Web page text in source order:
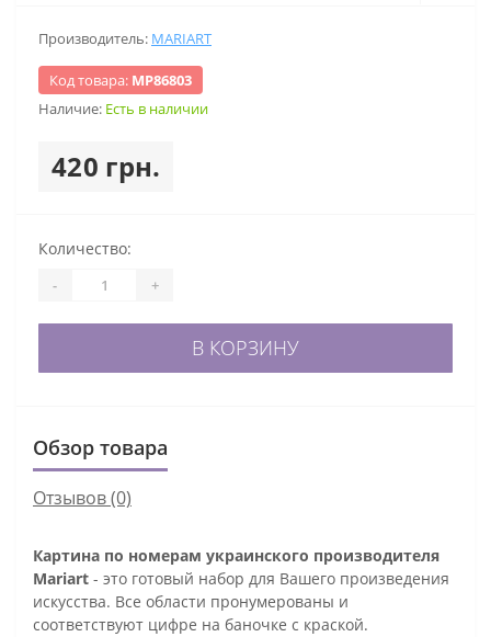
Производитель: MARIART
Код товара: МР86803
Наличие: Есть в наличии
420 грн.
Количество:
- +
В КОРЗИНУ
Обзор товара
Отзывов (0)
Картина по номерам украинского производителя
Mariart - это готовый набор для Вашего произведения
искусства. Все области пронумерованы и
соответствуют цифре на баночке с краской.